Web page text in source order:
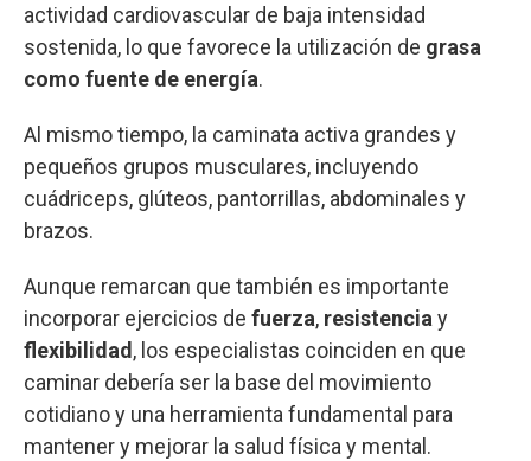
actividad cardiovascular de baja intensidad
sostenida, lo que favorece la utilización de grasa
como fuente de energía.
Al mismo tiempo, la caminata activa grandes y
pequeños grupos musculares, incluyendo
cuádriceps, glúteos, pantorrillas, abdominales y
brazos.
Aunque remarcan que también es importante
incorporar ejercicios de fuerza, resistencia y
flexibilidad , los especialistas coinciden en que
caminar debería ser la base del movimiento
cotidiano y una herramienta fundamental para
mantener y mejorar la salud física y mental.